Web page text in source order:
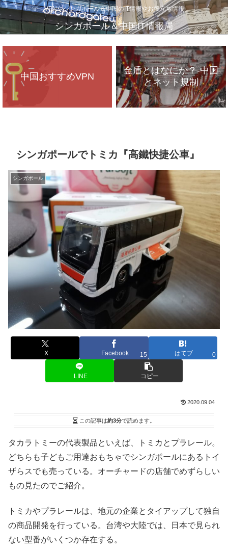
VPNやシンガポール＆中国のIT情報やお役立ち情報
シンガポール＆中国IT情報局
中国おすすめVPN
金盾とはなにか？-中国
とネット規制
シンガポールでトミカ『高鐵快捷公車』
シンガポール
X Facebook 15 はてブ 0
LINE コピー
2020.09.04
この記事は約3分で読めます。
タカラトミーの代表製品といえば、トミカとプラレール。
どちらも子どもご用達おもちゃでシンガポールにあるトイ
ザらスでも売っている。オーチャードの店舗でめずらしい
もの見たのでご紹介。
トミカやプラレールは、地元の企業とタイアップして独自
の商品開発を行っている。台湾や大陸では、日本で見られ
ない型番がいくつか存在する。